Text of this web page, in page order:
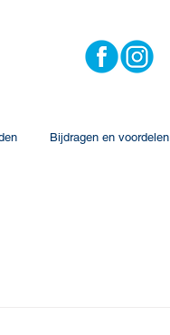
Bijdragen en voordelen